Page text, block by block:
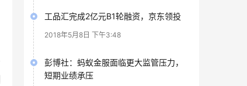
工品汇完成2亿元B1轮融资，京东领投
2018年5月8日 下午3:48
彭博社：蚂蚁金服面临更大监管压力，
短期业绩承压